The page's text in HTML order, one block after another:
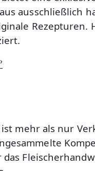
ausschließlich
Rezepturen.
mehr als nur
das